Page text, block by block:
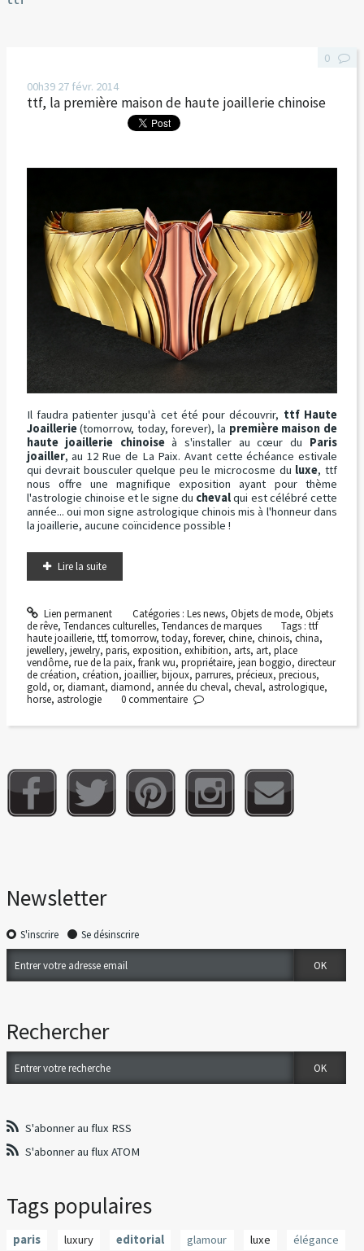
00h39 27 févr. 2014
ttf, la première maison de haute joaillerie chinoise
Il faudra patienter jusqu'à cet été pour découvrir, ttf Haute
Joaillerie(tomorrow, today, forever), la première maison de
haute joaillerie chinoiseà s'installer au cœur du Paris
joailler, au 12 Rue de La Paix. Avant cette échéance estivale
qui devrait bousculer quelque peu le microcosme du luxe, ttf
nous offre une magnifique exposition ayant pour thème
l'astrologie chinoise et le signe du chevalqui est célébré cette
année... oui mon signe astrologique chinois mis à l'honneur dans
la joaillerie, aucune coïncidence possible !
Lire la suite
Lien permanent Catégories : Les news, Objets de mode, Objets
de rêve, Tendances culturelles, Tendances de marques Tags :ttf
haute joaillerie, ttf, tomorrow, today, forever, chine, chinois, china,
jewellery, jewelry, paris, exposition, exhibition, arts, art, place
vendôme, rue de la paix, frank wu, propriétaire, jean boggio, directeur
de création, création, joaillier, bijoux, parrures, précieux, precious,
gold, or, diamant, diamond, année du cheval, cheval, astrologique,
horse, astrologie
0
0commentaire
Newsletter
S'inscrire Se désinscrire
Rechercher
S'abonner au flux RSS
S'abonner au flux ATOM
Tags populaires
paris luxury editorial glamour luxe
élégance